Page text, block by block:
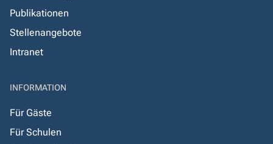
Publikationen
Stellenangebote
Intranet
INFORMATION
Für Gäste
Für Schulen